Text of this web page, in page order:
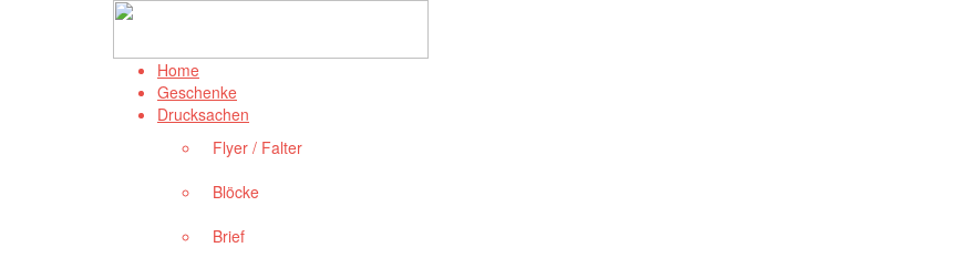
Home
Geschenke
Drucksachen
Flyer / Falter
Blöcke
Brief